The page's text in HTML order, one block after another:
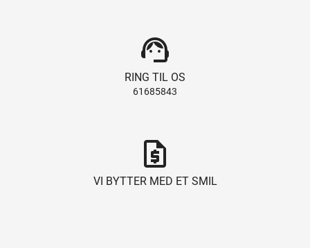
support_agent
RING TIL OS
61685843
request_quote
VI BYTTER MED ET SMIL